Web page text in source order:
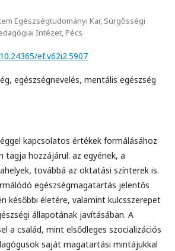
Egészségtudományi Kar, Sürgősségi
Intézet, Pécs
ef.v62i2.5907
egészségnevelés, mentális egészség
kapcsolatos értékek formálásához
tagja hozzájárul: az egyének, a
továbbá az oktatási színterek is.
egészségmagatartás jelentős
későbbi életére, valamint kulcsszerepet
állapotának javításában. A
a család, mint elsődleges szocializációs
saját magatartási mintájukkal